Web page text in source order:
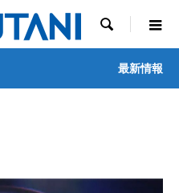

最新情報